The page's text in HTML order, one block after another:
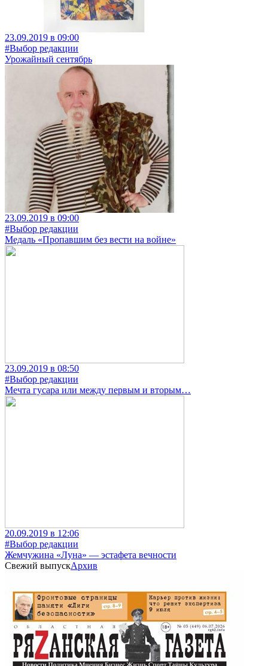
23.09.2019 в 09:00
#Выбор редакции
Урожайный сентябрь
23.09.2019 в 09:00
#Выбор редакции
Медаль «Пропавшим без вести на войне»
23.09.2019 в 08:50
#Выбор редакции
Мечта гусара или между первым и вторым…
20.09.2019 в 12:06
#Выбор редакции
Жемчужина «Луна» — эстафета вечности
Свежий выпускАрхив